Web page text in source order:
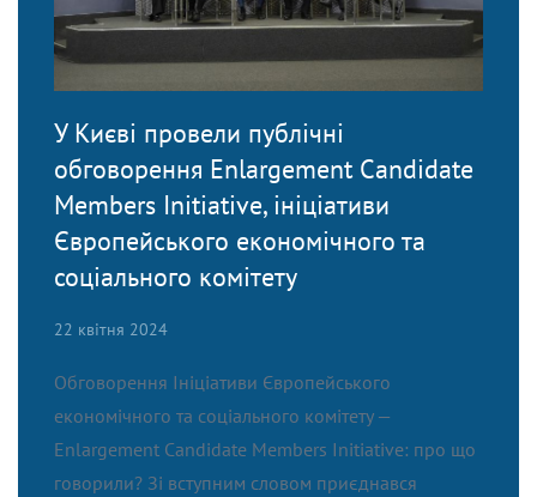
У Києві провели публічні
обговорення Enlargement Candidate
Members Initiative, ініціативи
Європейського економічного та
соціального комітету
22 квітня 2024
Обговорення Ініціативи Європейського
економічного та соціального комітету —
Enlargement Candidate Members Initiative: про що
говорили? Зі вступним словом приєднався